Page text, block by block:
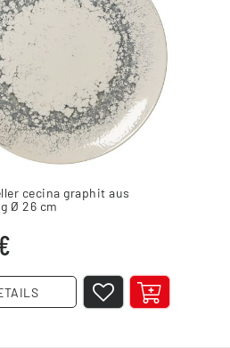
cecina graphit aus
Ø 26 cm